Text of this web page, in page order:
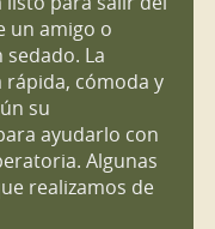
un amigo o
La
rápida, cómoda y
su
ayudarlo con
Algunas
realizamos de